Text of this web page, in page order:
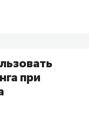
при